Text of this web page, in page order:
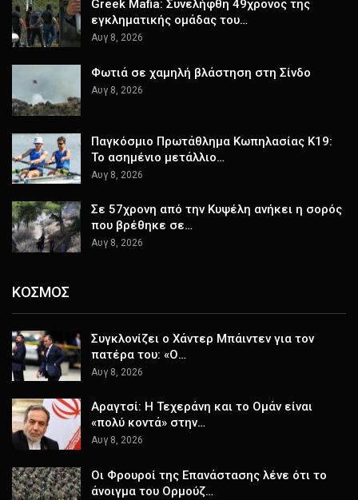
Greek Mafia: Συνελήφθη 49χρονος της
εγκληματικής ομάδας του…
Αυγ 8, 2026
Φωτιά σε χαμηλή βλάστηση στη Σίνδο
Αυγ 8, 2026
Παγκόσμιο Πρωτάθλημα Κωπηλασίας Κ19:
Το ασημένιο μετάλλιο…
Αυγ 8, 2026
Σε 57χρονη από την Κυψέλη ανήκει η σορός
που βρέθηκε σε…
Αυγ 8, 2026
ΚΟΣΜΟΣ
Συγκλονίζει ο Χάντερ Μπάιντεν για τον
πατέρα του: «Ο…
Αυγ 8, 2026
Αραγτσί: Η Τεχεράνη και το Ομάν είναι
«πολύ κοντά» στην…
Αυγ 8, 2026
Οι Φρουροί της Επανάστασης λένε ότι το
άνοιγμα του Ορμούζ…